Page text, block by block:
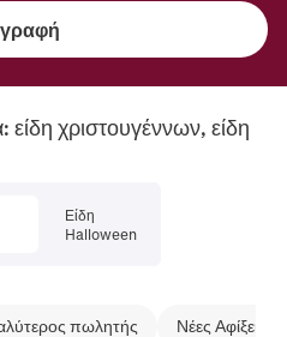
είδη χριστουγέννων, είδη
Είδη
Halloween
πωλητής Νέες Αφίξεις